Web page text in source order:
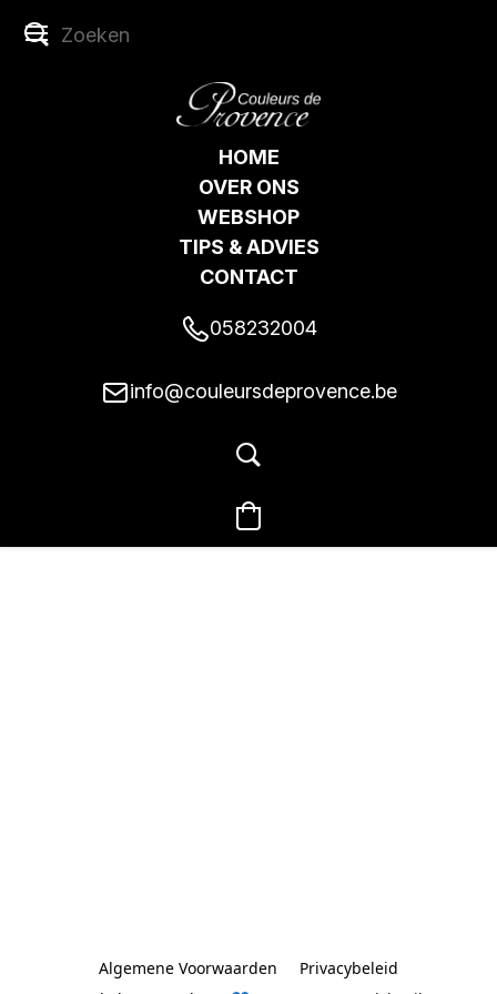
HOME
OVER ONS
WEBSHOP
TIPS & ADVIES
CONTACT
058232004
info@couleursdeprovence.be
Algemene Voorwaarden
Privacybeleid